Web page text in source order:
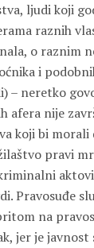
ljudi koji
raznih
o raznim
i
– neretko
afera nije
koji bi morali
pravi
Pravosuđe
na
jer je javnost